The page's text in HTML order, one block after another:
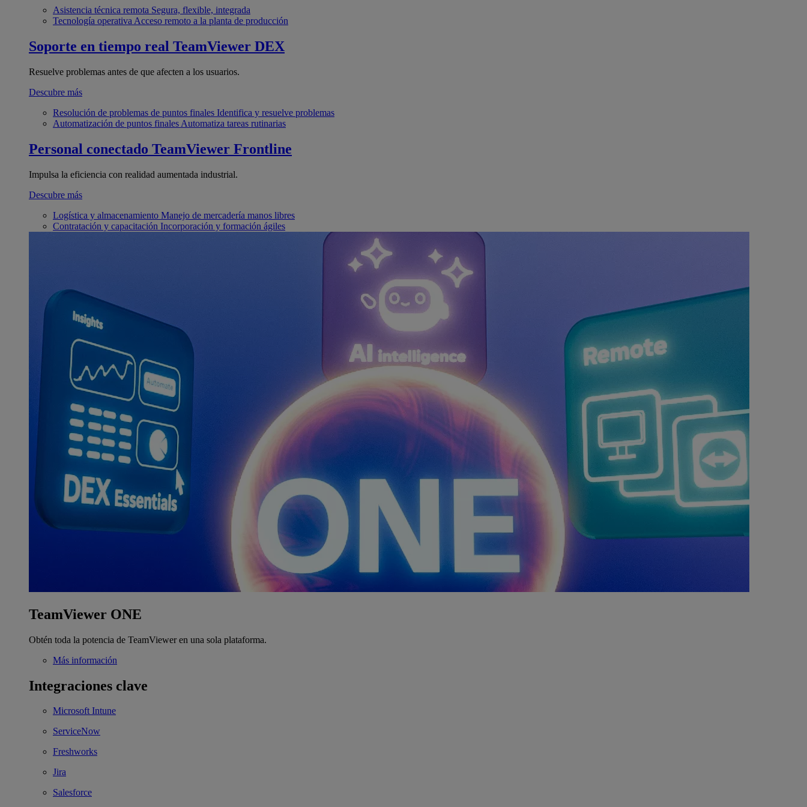
Asistencia técnica remota Segura, flexible, integrada
Tecnología operativa Acceso remoto a la planta de producción
Soporte en tiempo real TeamViewer DEX
Resuelve problemas antes de que afecten a los usuarios.
Descubre más
Resolución de problemas de puntos finales Identifica y resuelve problemas
Automatización de puntos finales Automatiza tareas rutinarias
Personal conectado TeamViewer Frontline
Impulsa la eficiencia con realidad aumentada industrial.
Descubre más
Logística y almacenamiento Manejo de mercadería manos libres
Contratación y capacitación Incorporación y formación ágiles
TeamViewer ONE
Obtén toda la potencia de TeamViewer en una sola plataforma.
Más información
Integraciones clave
Microsoft Intune
ServiceNow
Freshworks
Jira
Salesforce